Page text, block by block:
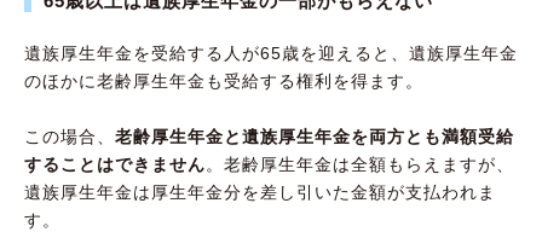
遺族厚生年金を受給する人が65歳を迎えると、遺族厚生年金
のほかに老齢厚生年金も受給する権利を得ます。
この場合、 老齢厚生年金と遺族厚生年金を両方とも満額受給
することはできません。老齢厚生年金は全額もらえますが、
遺族厚生年金は厚生年金分を差し引いた金額が支払われま
す。